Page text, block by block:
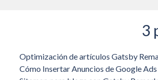
3
Optimización de artículos Gatsby
Cómo Insertar Anuncios de Google